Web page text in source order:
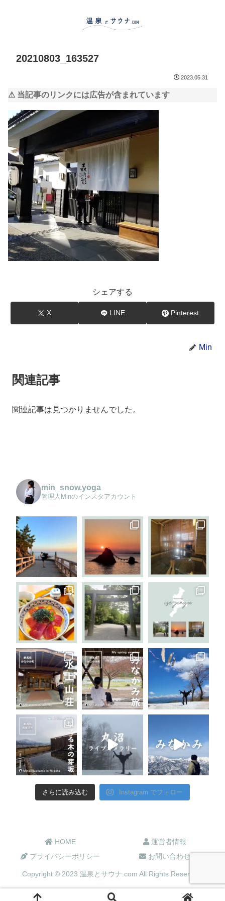
20210803_163527
2023.05.31
⚠ 当記事のリンクには広告が含まれています
シェアする
X LINE Pinterest
Min
関連記事
関連記事は見つかりませんでした。
min_snow.yoga
管理人Minのインスタアカウント
さらに読み込む Instagram でフォロー
HOME
運営者情報
プライバシーポリシー
お問い合わせ
Copyright © 2023 温泉とサウナ.com All Rights Reserved.